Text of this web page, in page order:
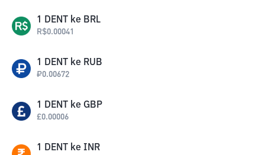
1 DENT ke BRL
R$0.00041
1 DENT ke RUB
₽0.00672
1 DENT ke GBP
£0.00006
1 DENT ke INR